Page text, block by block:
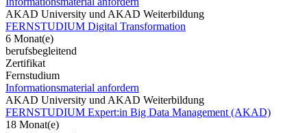
AKAD University und AKAD Weiterbildung
FERNSTUDIUM Digital Transformation
6 Monat(e)
berufsbegleitend
Zertifikat
Fernstudium
Informationsmaterial anfordern
AKAD University und AKAD Weiterbildung
FERNSTUDIUM Expert:in Big Data Management (AKAD)
18 Monat(e)